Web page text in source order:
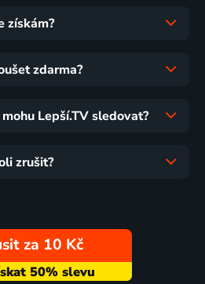
získám?
zdarma?
Lepší.TV sledovat?
zrušit?
za 10 Kč